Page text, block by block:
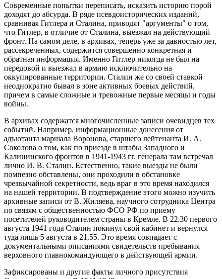
Современные попытки переписать, исказить историю порой
доходят до абсурда. В ряде псевдоисторических изданий,
сравнивая Гитлера и Сталина, приводят "аргументы" о том,
что Гитлер, в отличие от Сталина, выезжал на действующий
фронт. На самом деле, в архивах, теперь уже за давностью лет,
рассекреченных, содержится совершенно конкретная и
обратная информация. Именно Гитлер никогда не был на
передовой и выезжал в армию исключительно на
оккупированные территории. Сталин же со своей ставкой
неоднократно бывал в зоне активных боевых действий,
причем в самые сложные и тревожные первые месяцы и годы
войны.
В архивах содержатся многочисленные записи очевидцев тех
событий. Например, информационные донесения от
адъютанта маршала Воронова, старшего лейтенанта И. А.
Соколова о том, как по приезде в штабы Западного и
Калининского фронтов в 1941-1943 гг. генерала там встречал
лично И. В. Сталин. Естественно, такие выезды не были
помпезно обставлены, они проходили в обстановке
чрезвычайной секретности, ведь враг в это время находился
на нашей территории. В подтверждение этого можно изучить
архивные записи от В. Жиляева, научного сотрудника Центра
по связям с общественностью ФСО РФ по приему
посетителей руководителем страны в Кремле. В 22.30 первого
августа 1941 года Сталин покинул свой кабинет и вернулся
туда лишь 5 августа в 21.55. Это время совпадает с
документальными описаниями свидетельств пребывания
верховного главнокомандующего в действующей армии.
Зафиксированы и другие факты личного присутствия